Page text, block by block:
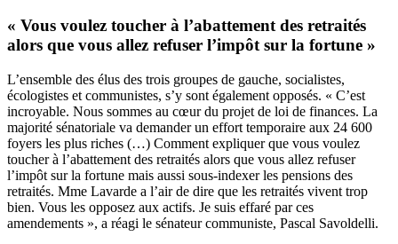
« Vous voulez toucher à l’abattement des retraités
alors que vous allez refuser l’impôt sur la fortune »
L’ensemble des élus des trois groupes de gauche, socialistes,
écologistes et communistes, s’y sont également opposés. « C’est
incroyable. Nous sommes au cœur du projet de loi de finances. La
majorité sénatoriale va demander un effort temporaire aux 24 600
foyers les plus riches (…) Comment expliquer que vous voulez
toucher à l’abattement des retraités alors que vous allez refuser
l’impôt sur la fortune mais aussi sous-indexer les pensions des
retraités. Mme Lavarde a l’air de dire que les retraités vivent trop
bien. Vous les opposez aux actifs. Je suis effaré par ces
amendements », a réagi le sénateur communiste, Pascal Savoldelli.